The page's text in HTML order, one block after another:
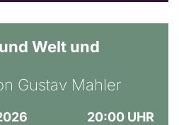
Welt und
Gustav Mahler
20:00 UHR